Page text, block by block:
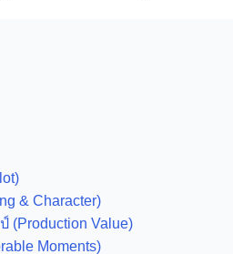
& Character)
(Production Value)
Moments)